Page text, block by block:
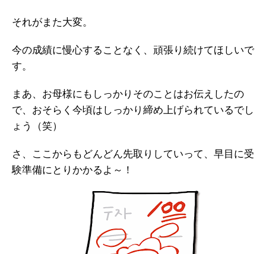
それがまた大変。
今の成績に慢心することなく、頑張り続けてほしいで
す。
まあ、お母様にもしっかりそのことはお伝えしたの
で、おそらく今頃はしっかり締め上げられているでし
ょう（笑）
さ、ここからもどんどん先取りしていって、早目に受
験準備にとりかかるよ～！